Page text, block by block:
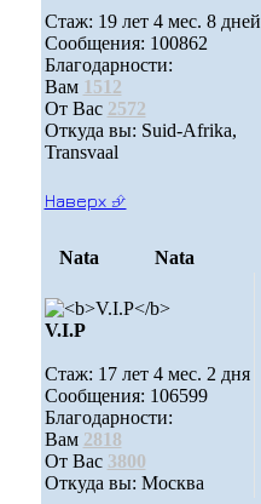
Стаж: 19 лет 4 мес. 8 дней
Сообщения: 100862
Благодарности:
Вам 1512
От Вас 2572
Откуда вы: Suid-Afrika,
Transvaal
Наверх ⮵
Nata Nata
V.I.Р
Стаж: 17 лет 4 мес. 2 дня
Сообщения: 106599
Благодарности:
Вам 2818
От Вас 3800
Откуда вы: Москва